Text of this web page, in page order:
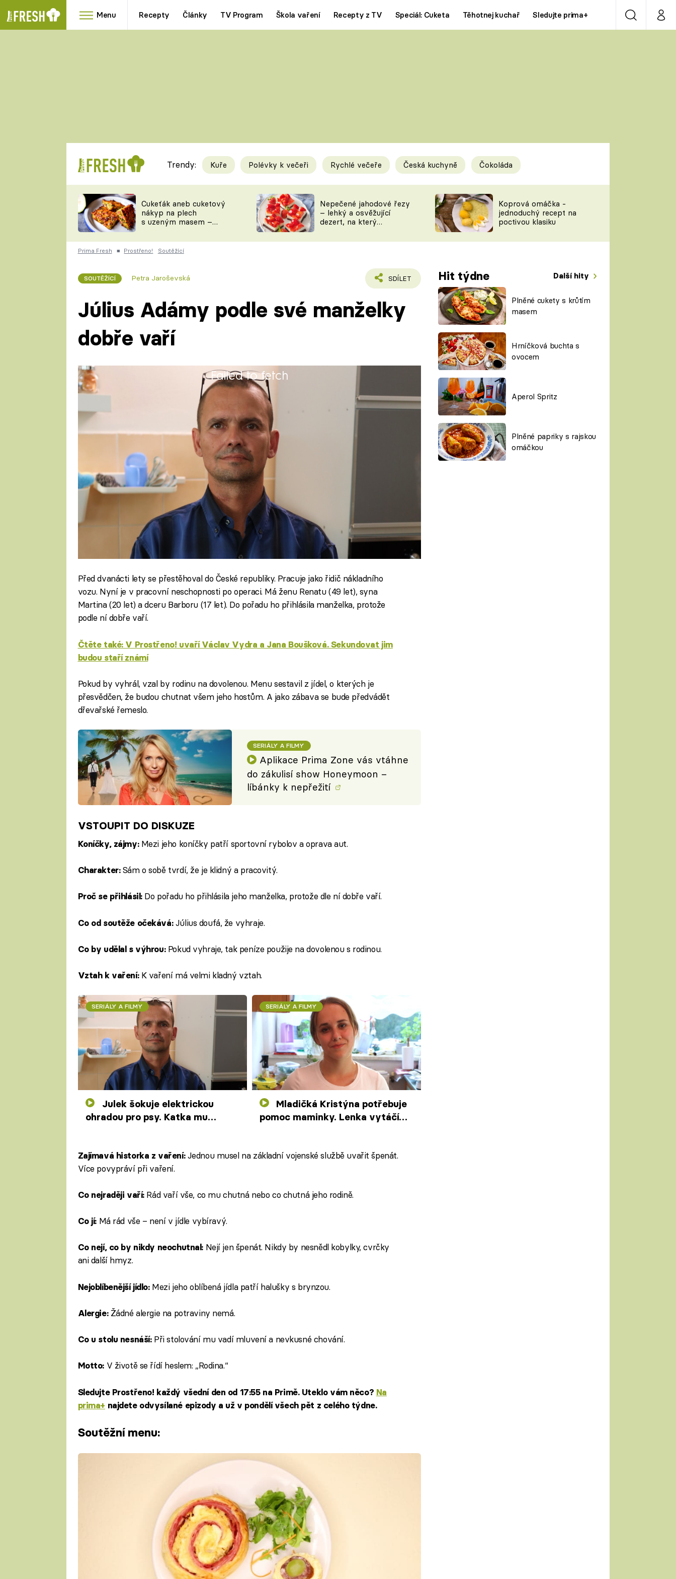
Menu Recepty Články TV Program Škola vaření Recepty z TV Speciál: Cuketa Těhotnej kuchař Sledujte prima+ VyhledáváníMůj
RYCHLOVKY
Videorecepty
TEĎ VAŘÍ ŠÉF!
ČESKO NA TALÍŘI
KUCHAŘKA
Tipy a triky
KAM ZA JÍDLEM
VYCHYTÁVKY
Novinky
ŠÉFREDAKTORKY
ČASOPIS
Prima LAJK
Sledujte nás
Trendy: Kuře Polévky k večeři Rychlé večeře Česká kuchyně Čokoláda
Cukeťák aneb cuketový
nákyp na plech
s uzeným masem –
zpracovat přerostlé
cukety
Nepečené jahodové řezy
– lehký a osvěžující
dezert, na který
Koprová omáčka -
jednoduchý recept na
poctivou klasiku
Prima Fresh ■ Prostřeno! Soutěžící
SOUTĚŽÍCÍ Petra Jaroševská SDÍLET Hit týdne Další hity
Plněné cukety s krůtím
masem
Hrníčková buchta s
ovocem
Aperol Spritz
Plněné papriky s rajskou
omáčkou
Július Adámy podle své manželky
dobře vaří
Failed to fetch
Július se narodil na Slovensku. Studoval střední odborné učiliště obor
kuchař-číšník. Pracoval jako vlakvedoucí a řidič nákladního vozu.
Před dvanácti lety se přestěhoval do České republiky. Pracuje jako řidič nákladního
vozu. Nyní je v pracovní neschopnosti po operaci. Má ženu Renatu (49 let), syna
Martina (20 let) a dceru Barboru (17 let). Do pořadu ho přihlásila manželka, protože
podle ní dobře vaří.
Čtěte také: V Prostřeno! uvaří Václav Vydra a Jana Boušková. Sekundovat jim
budou staří známí
Pokud by vyhrál, vzal by rodinu na dovolenou. Menu sestavil z jídel, o kterých je
přesvědčen, že budou chutnat všem jeho hostům. A jako zábava se bude předvádět
dřevařské řemeslo.
SERIÁLY A FILMY
Aplikace Prima Zone vás vtáhne
do zákulisí show Honeymoon –
líbánky k nepřežití
VSTOUPIT DO DISKUZE
Koníčky, zájmy:Mezi jeho koníčky patří sportovní rybolov a oprava aut.
Charakter:Sám o sobě tvrdí, že je klidný a pracovitý.
Proč se přihlásil:Do pořadu ho přihlásila jeho manželka, protože dle ní dobře vaří.
Co od soutěže očekává:Július doufá, že vyhraje.
Co by udělal s výhrou:Pokud vyhraje, tak peníze použije na dovolenou s rodinou.
Vztah k vaření:K vaření má velmi kladný vztah.
SERIÁLY A FILMY
ohradou pro psy. Katka mu
SERIÁLY A FILMY
pomoc maminky. Lenka vytáčí
Zajímavá historka z vaření:Jednou musel na základní vojenské službě uvařit špenát.
Více povypráví při vaření.
Co nejraději vaří:Rád vaří vše, co mu chutná nebo co chutná jeho rodině.
Co jí:Má rád vše – není v jídle vybíravý.
Co nejí, co by nikdy neochutnal: Nejí jen špenát. Nikdy by nesnědl kobylky, cvrčky
ani další hmyz.
Nejoblíbenější jídlo:Mezi jeho oblíbená jídla patří halušky s brynzou.
Alergie:Žádné alergie na potraviny nemá.
Co u stolu nesnáší:Při stolování mu vadí mluvení a nevkusné chování.
Motto:V životě se řídí heslem: „Rodina.“
Sledujte Prostřeno! každý všední den od 17:55 na Primě. Uteklo vám něco? Na
prima+ najdete odvysílané epizody a už v pondělí všech pět z celého týdne.
Soutěžní menu: